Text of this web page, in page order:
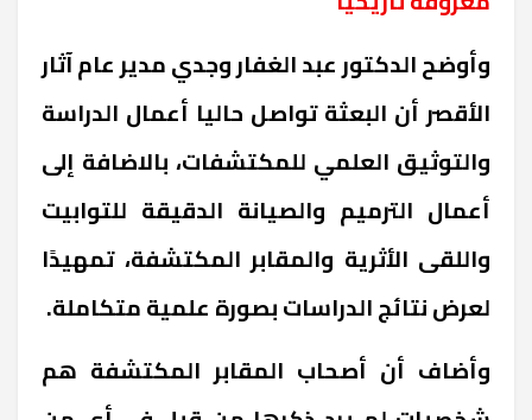
وأوضح الدكتور عبد الغفار وجدي مدير عام آثار
الأقصر أن البعثة تواصل حاليا أعمال الدراسة
والتوثيق العلمي للمكتشفات، بالاضافة إلى
أعمال الترميم والصيانة الدقيقة للتوابيت
واللقى الأثرية والمقابر المكتشفة، تمهيدًا
لعرض نتائج الدراسات بصورة علمية متكاملة.
وأضاف أن أصحاب المقابر المكتشفة هم